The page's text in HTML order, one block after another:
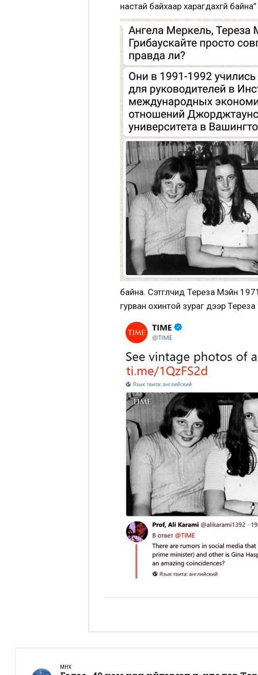
настай байхаар харагдахгүй
байна. Сэтгүүлчид Тереза Мэйн
гурван охинтой зураг дээр Тереза
ӨМНӨХ